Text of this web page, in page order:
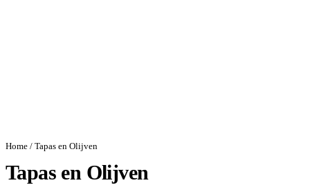
Home / Tapas en Olijven
Tapas en Olijven